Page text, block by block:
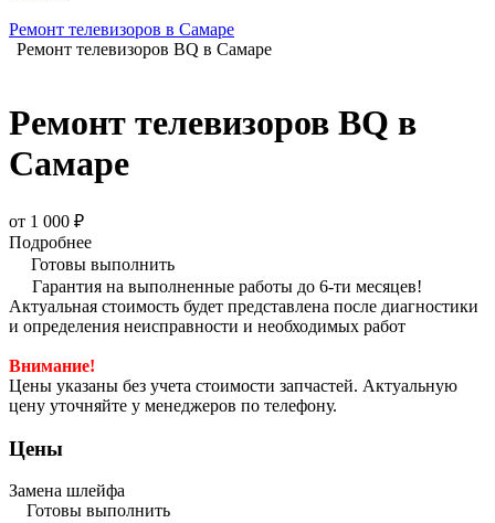
Ремонт телевизоров в Самаре
Ремонт телевизоров BQ в Самаре
Ремонт телевизоров BQ в
Самаре
от 1 000 ₽
Подробнее
Готовы выполнить
Гарантия на выполненные работы до 6-ти месяцев!
Актуальная стоимость будет представлена после диагностики
и определения неисправности и необходимых работ
Внимание!
Цены указаны без учета стоимости запчастей. Актуальную
цену уточняйте у менеджеров по телефону.
Цены
Замена шлейфа
Готовы выполнить